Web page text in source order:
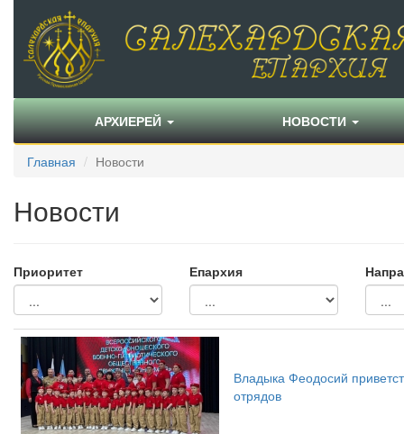
АРХИЕРЕЙ НОВОСТИ
Главная Новости
Новости
Приоритет Епархия
Владыка Феодосий
отрядов